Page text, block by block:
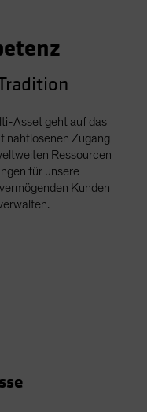
Asset geht auf das
nahtlosenen Zugang
Ressourcen
für unsere
Kunden